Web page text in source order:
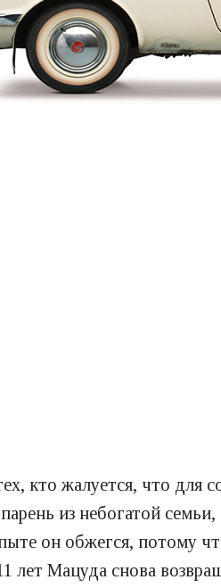
кто жалуется, что для
из небогатой
он обжегся, потому
лет Мацуда снова